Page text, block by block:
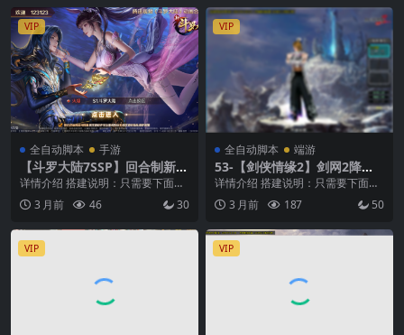
VIP
全自动脚本 手游
【斗罗大陆7SSP】回合制新斗
罗7SSPVM+GM授权后台+运
营后台
详情介绍 搭建说明：只需要下面一
条命令，全程自动搭建游戏 支持系
统：centos...
3 月前 46 30
VIP
全自动脚本 端游
53-【剑侠情缘2】剑网2降龙
版+Linux系统+工具+注册网站
+客户端+一键全自动搭建脚本
详情介绍 搭建说明：只需要下面一
条命令，全程自动搭建游戏 支持系
统：centos...
3 月前 187 50
VIP VIP